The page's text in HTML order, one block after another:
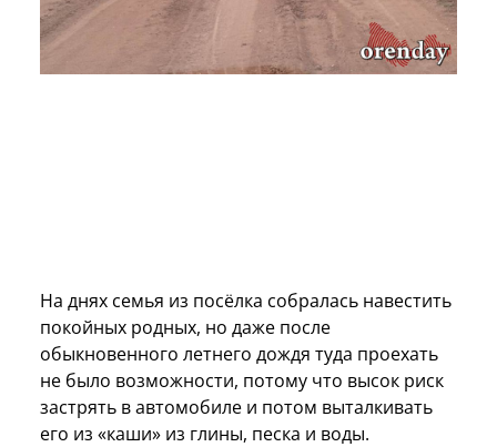
На днях семья из посёлка собралась навестить
покойных родных, но даже после
обыкновенного летнего дождя туда проехать
не было возможности, потому что высок риск
застрять в автомобиле и потом выталкивать
его из «каши» из глины, песка и воды.